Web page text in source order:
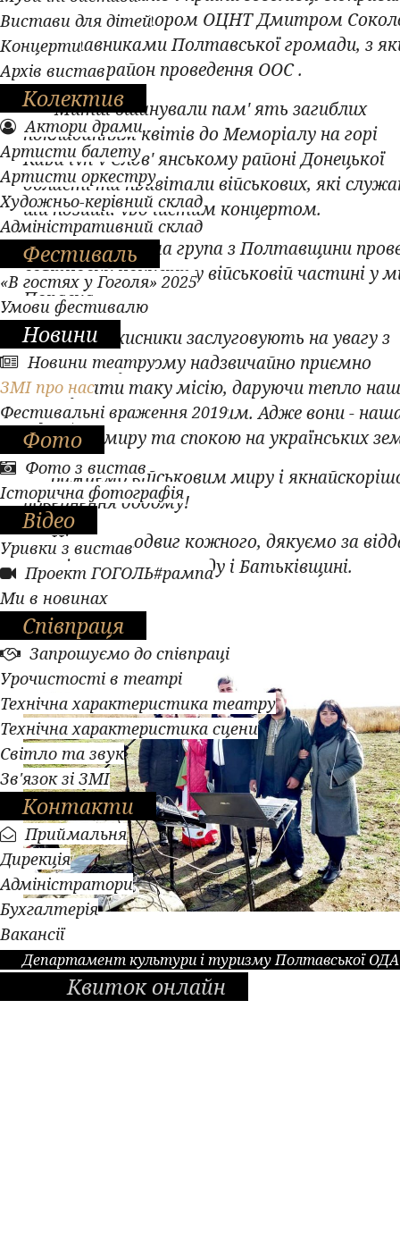
Вистави для дітей
Концерти
Архів вистав
Колектив
Актори драми
Артисти балету
Артисти оркестру
Художньо-керівний склад
Адміністративний склад
Фестиваль
«В гостях у Гоголя» 2025
Умови фестивалю
Новини
Новини театру
ЗМІ про нас
Фестивальні враження 2019
Фото
Фото з вистав
Історична фотографія
Відео
Уривки з вистав
Проект ГОГОЛЬ#рампа
Ми в новинах
Співпраця
Запрошуємо до співпраці
Урочистості в театрі
Технічна характеристика театру
Технічна характеристика сцени
Світло та звук
Зв'язок зі ЗМІ
Контакти
Приймальня
Дирекція
Адміністратори
Бухгалтерія
Вакансії
Департамент культури і туризму Полтавської ОДА
Квиток онлайн
разом з директором ОЦНТ Дмитром
представниками Полтавської громади, з
відвідали район проведення ООС .
Митці вшанували пам' ять загиблих
покладанням квітів до Меморіалу на горі
Карачун у Слов' янському районі Донецької
області та привітали військових, які
цій позиції, урочистим концертом.
Також творча група з Полтавщини
святковий концерт у військовій частині у
Попасна.
Наші захисники заслуговують на увагу з
нашого боку, тому надзвичайно приємно
виконувати таку місію, даруючи тепло
сердець нашим військовим. Адже вони -
запорука миру та спокою на українських
Бажаємо військовим миру і
повернення додому!
Цінуємо подвиг кожного, дякуємо за
служіння своєму народу і Батьківщині.